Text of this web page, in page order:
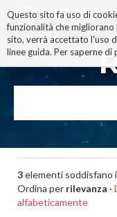
Questo sito fa uso di
funzionalità che
sito, verrà accettato l'uso
linee guida. Per saperne di
3elementi soddisfano
Ordina per rilevanza ·
alfabeticamente